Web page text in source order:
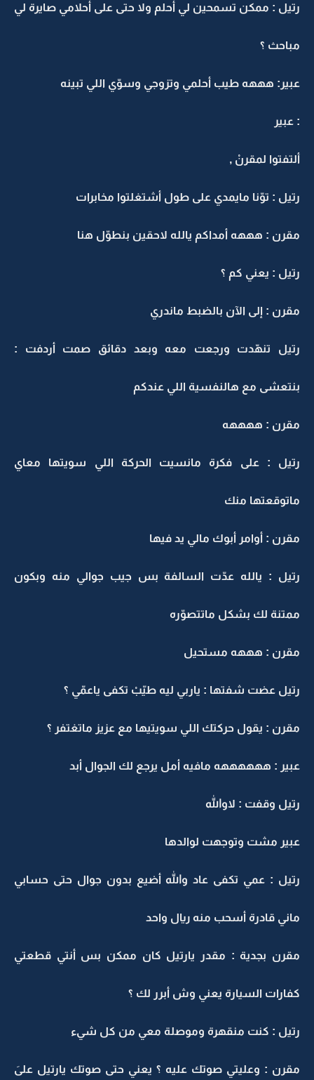
رتيل : ممكن تسمحين لي أحلم ولا حتى على أحلامي صايرة لي
مباحث ؟
عبير: هههه طيب أحلمي وتزوجي وسوّي اللي تبينه
: عبير
ألتفتوا لمقرنْ ,
رتيل : توّنا مايمدي على طول أشتغلتوا مخابرات
مقرن : هههه أمداكم يالله لاحقين بنطوّل هنا
رتيل : يعني كم ؟
مقرن : إلى الآن بالضبط ماندري
رتيل تنهّدت ورجعت معه وبعد دقائق صمت أردفت :
بنتعشى مع هالنفسية اللي عندكم
مقرن : ههههه
رتيل : على فكرة مانسيت الحركة اللي سويتها معاي
ماتوقعتها منك
مقرن : أوامر أبوك مالي يد فيها
رتيل : يالله عدّت السالفة بس جيب جوالي منه وبكون
ممتنة لك بشكل ماتتصوّره
مقرن : هههه مستحيل
رتيل عضت شفتها : ياربي ليه طيّبْ تكفى ياعمّي ؟
مقرن : يقول حركتك اللي سويتيها مع عزيز ماتغتفر ؟
عبير : ههههههه مافيه أمل يرجع لك الجوال أبد
رتيل وقفت : لاوالله
عبير مشت وتوجهت لوالدها
رتيل : عمي تكفى عاد والله أضيع بدون جوال حتى حسابي
ماني قادرة أسحب منه ريال واحد
مقرن بجدية : مقدر يارتيل كان ممكن بس أنتي قطعتي
كفارات السيارة يعني وش أبرر لك ؟
رتيل : كنت منقهرة وموصلة معي من كل شيء
مقرن : وعليتي صوتك عليه ؟ يعني حتى صوتك يارتيل علىَ